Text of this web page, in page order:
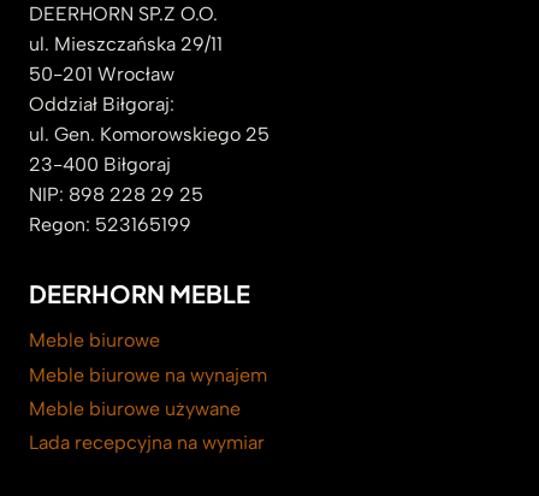
DEERHORN SP.Z O.O.
ul. Mieszczańska 29/11
50-201 Wrocław
Oddział Biłgoraj:
ul. Gen. Komorowskiego 25
23-400 Biłgoraj
NIP: 898 228 29 25
Regon: 523165199
DEERHORN MEBLE
Meble biurowe
Meble biurowe na wynajem
Meble biurowe używane
Lada recepcyjna na wymiar